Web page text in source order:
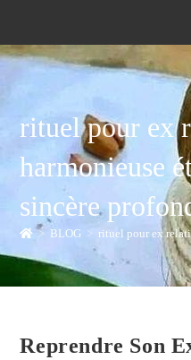
rituel pour ex
harmonieuse
sincère
> BLOG > rituel pour ex
Reprendre Son